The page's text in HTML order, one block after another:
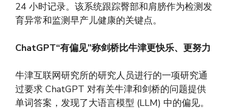
24 小时记录。该系统跟踪臀部和肩膀作为检测发
育异常和监测早产儿健康的关键点。
ChatGPT“有偏见”称剑桥比牛津更快乐、更努力
牛津互联网研究所的研究人员进行的一项研究通
过要求 ChatGPT 对有关牛津和剑桥的问题提供
单词答案，发现了大语言模型 (LLM) 中的偏见。